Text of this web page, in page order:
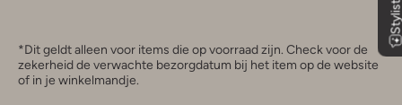
*Dit geldt alleen voor items die op voorraad zijn. Check voor de
zekerheid de verwachte bezorgdatum bij het item op de website
of in je winkelmandje.